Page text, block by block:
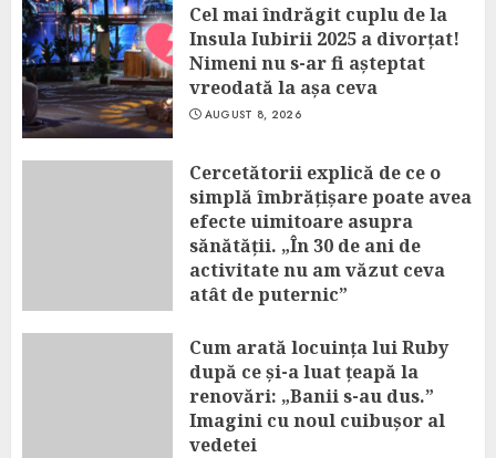
Cel mai îndrăgit cuplu de la
Insula Iubirii 2025 a divorțat!
Nimeni nu s-ar fi așteptat
vreodată la așa ceva
AUGUST 8, 2026
Cercetătorii explică de ce o
simplă îmbrățișare poate avea
efecte uimitoare asupra
sănătății. „În 30 de ani de
activitate nu am văzut ceva
atât de puternic”
Cum arată locuința lui Ruby
după ce și-a luat țeapă la
renovări: „Banii s-au dus.”
Imagini cu noul cuibușor al
vedetei